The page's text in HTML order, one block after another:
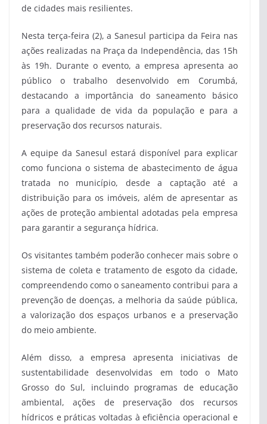
de cidades mais resilientes.
Nesta terça-feira (2), a Sanesul participa da Feira nas
ações realizadas na Praça da Independência, das 15h
às 19h. Durante o evento, a empresa apresenta ao
público o trabalho desenvolvido em Corumbá,
destacando a importância do saneamento básico
para a qualidade de vida da população e para a
preservação dos recursos naturais.
A equipe da Sanesul estará disponível para explicar
como funciona o sistema de abastecimento de água
tratada no município, desde a captação até a
distribuição para os imóveis, além de apresentar as
ações de proteção ambiental adotadas pela empresa
para garantir a segurança hídrica.
Os visitantes também poderão conhecer mais sobre o
sistema de coleta e tratamento de esgoto da cidade,
compreendendo como o saneamento contribui para a
prevenção de doenças, a melhoria da saúde pública,
a valorização dos espaços urbanos e a preservação
do meio ambiente.
Além disso, a empresa apresenta iniciativas de
sustentabilidade desenvolvidas em todo o Mato
Grosso do Sul, incluindo programas de educação
ambiental, ações de preservação dos recursos
hídricos e práticas voltadas à eficiência operacional e